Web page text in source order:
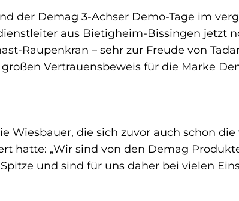
der Demag 3-Achser Demo-Tage im
aus Bietigheim-Bissingen jetzt
Raupenkran – sehr zur Freude von
Vertrauensbeweis für die Marke
Wiesbauer, die sich zuvor auch schon
hatte: „Wir sind von den Demag
und sind für uns daher bei vielen